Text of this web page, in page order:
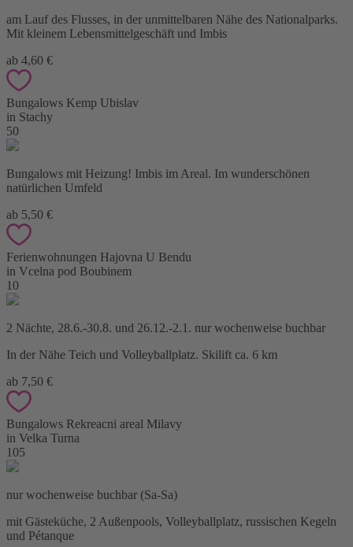
am Lauf des Flusses, in der unmittelbaren Nähe des Nationalparks.
Mit kleinem Lebensmittelgeschäft und Imbis
ab 4,60 €
Bungalows Kemp Ubislav
in Stachy
50
Bungalows mit Heizung! Imbis im Areal. Im wunderschönen
natürlichen Umfeld
ab 5,50 €
Ferienwohnungen Hajovna U Bendu
in Vcelna pod Boubinem
10
2 Nächte, 28.6.-30.8. und 26.12.-2.1. nur wochenweise buchbar
In der Nähe Teich und Volleyballplatz. Skilift ca. 6 km
ab 7,50 €
Bungalows Rekreacni areal Milavy
in Velka Turna
105
nur wochenweise buchbar (Sa-Sa)
mit Gästeküche, 2 Außenpools, Volleyballplatz, russischen Kegeln
und Pétanque